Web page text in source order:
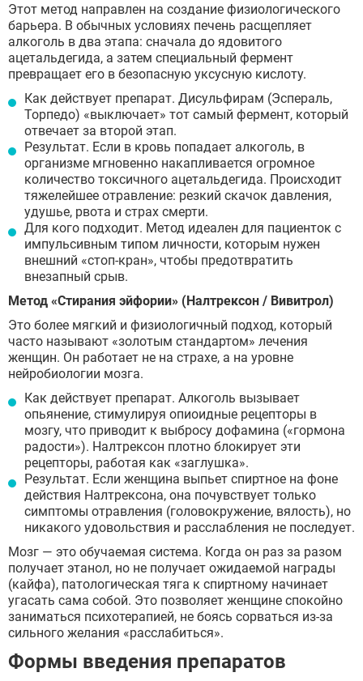
Этот метод направлен на создание физиологического
барьера. В обычных условиях печень расщепляет
алкоголь в два этапа: сначала до ядовитого
ацетальдегида, а затем специальный фермент
превращает его в безопасную уксусную кислоту.
Как действует препарат. Дисульфирам (Эспераль,
Торпедо) «выключает» тот самый фермент, который
отвечает за второй этап.
Результат. Если в кровь попадает алкоголь, в
организме мгновенно накапливается огромное
количество токсичного ацетальдегида. Происходит
тяжелейшее отравление: резкий скачок давления,
удушье, рвота и страх смерти.
Для кого подходит. Метод идеален для пациенток с
импульсивным типом личности, которым нужен
внешний «стоп-кран», чтобы предотвратить
внезапный срыв.
Метод «Стирания эйфории» (Налтрексон / Вивитрол)
Это более мягкий и физиологичный подход, который
часто называют «золотым стандартом» лечения
женщин. Он работает не на страхе, а на уровне
нейробиологии мозга.
Как действует препарат. Алкоголь вызывает
опьянение, стимулируя опиоидные рецепторы в
мозгу, что приводит к выбросу дофамина («гормона
радости»). Налтрексон плотно блокирует эти
рецепторы, работая как «заглушка».
Результат. Если женщина выпьет спиртное на фоне
действия Налтрексона, она почувствует только
симптомы отравления (головокружение, вялость), но
никакого удовольствия и расслабления не последует.
Мозг — это обучаемая система. Когда он раз за разом
получает этанол, но не получает ожидаемой награды
(кайфа), патологическая тяга к спиртному начинает
угасать сама собой. Это позволяет женщине спокойно
заниматься психотерапией, не боясь сорваться из-за
сильного желания «расслабиться».
Формы введения препаратов